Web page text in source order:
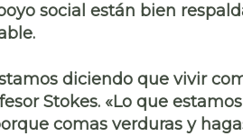
social están bien
diciendo que vivir
Stokes. «Lo que
comas verduras y